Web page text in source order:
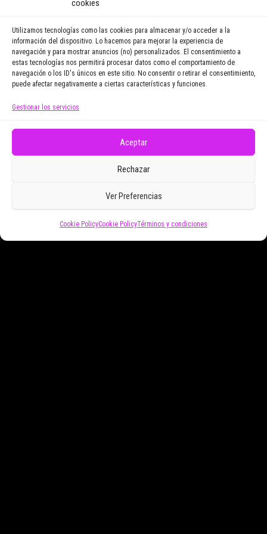
cookies
Utilizamos tecnologías como las cookies para almacenar y/o acceder a la
información del dispositivo. Lo hacemos para mejorar la experiencia de
navegación y para mostrar anuncios (no) personalizados. El consentimiento a
estas tecnologías nos permitirá procesar datos como el comportamiento de
navegación o los ID's únicos en este sitio. No consentir o retirar el consentimiento,
puede afectar negativamente a ciertas características y funciones.
Gestionar los servicios
Aceptar
Rechazar
Ver Preferencias
Cookie PolicyCookie PolicyTérminos y condiciones
noticias y reportajes que
Email Address
electrónicos promocionales de Zoomdestinos.es
Funciona gracias aWordPress |Tema:Envo Magazine